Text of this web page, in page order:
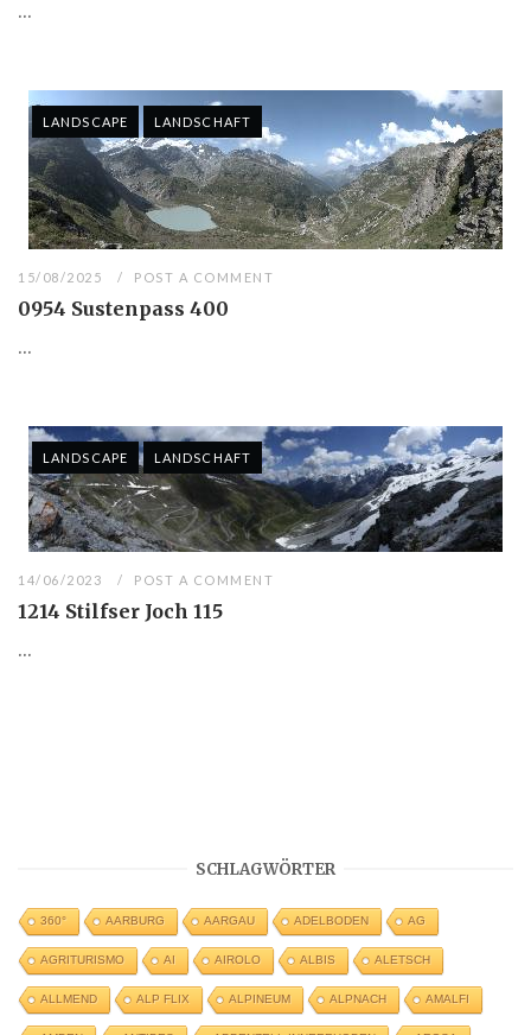
...
LANDSCAPE LANDSCHAFT
15/08/2025 POST A COMMENT
0954 Sustenpass 400
...
LANDSCAPE LANDSCHAFT
14/06/2023 POST A COMMENT
1214 Stilfser Joch 115
...
SCHLAGWÖRTER
360° AARBURG AARGAU ADELBODEN AG
AGRITURISMO AI AIROLO ALBIS ALETSCH
ALLMEND ALP FLIX ALPINEUM ALPNACH AMALFI